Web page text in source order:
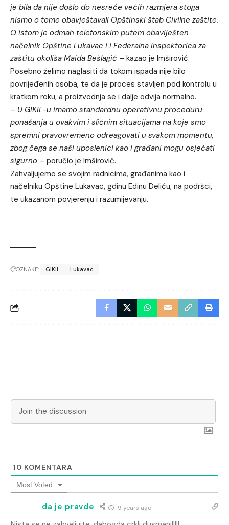
je bila da nije došlo do nesreće većih razmjera stoga
nismo o tome obavještavali Opštinski štab Civilne zaštite.
O istom je odmah telefonskim putem obaviješten
načelnik Opštine Lukavac i i Federalna inspektorica za
zaštitu okoliša Maida Bešlagić – kazao je Imširović.
Posebno želimo naglasiti da tokom ispada nije bilo
povrijeđenih osoba, te da je proces stavljen pod kontrolu u
kratkom roku, a proizvodnja se i dalje odvija normalno.
– U GIKIL-u imamo standardnu operativnu proceduru
ponašanja u ovakvim i sličnim situacijama na koje smo
spremni pravovremeno odreagovati u svakom momentu,
zbog čega se naši uposlenici kao i građani mogu osjećati
sigurno – poručio je Imširović.
Zahvaljujemo se svojim radnicima, građanima kao i
načelniku Opštine Lukavac, gdinu Edinu Deliću, na podršci,
te ukazanom povjerenju i razumijevanju.
OZNAKE: GIKIL Lukavac
10 KOMENTARA
Most Voted
da je pravde 9 years ago